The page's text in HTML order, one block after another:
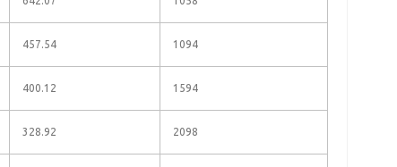
457.54 1094
400.12 1594
328.92 2098